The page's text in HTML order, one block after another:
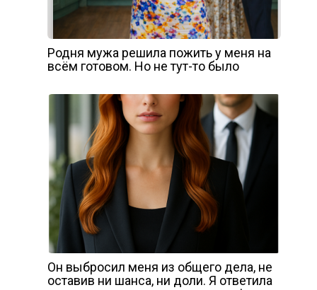
Родня мужа решила пожить у меня на
всём готовом. Но не тут-то было
Он выбросил меня из общего дела, не
оставив ни шанса, ни доли. Я ответила